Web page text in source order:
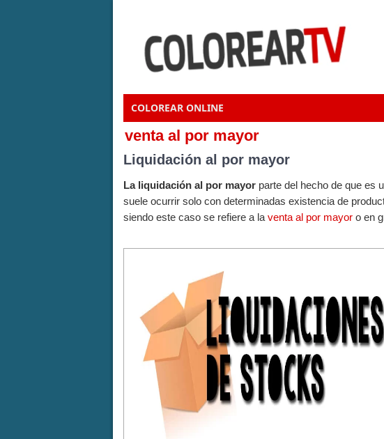
COLOREAR ONLINE
venta al por mayor
Liquidación al por mayor
La liquidación al por mayor parte del hecho de que es
suele ocurrir solo con determinadas existencia de
siendo este caso se refiere a la venta al por mayor o en